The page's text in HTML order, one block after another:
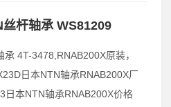
杆轴承 WS81209
4T-3478,RNAB200X原装，
日本NTN轴承RNAB200X厂
日本NTN轴承RNAB200X价格